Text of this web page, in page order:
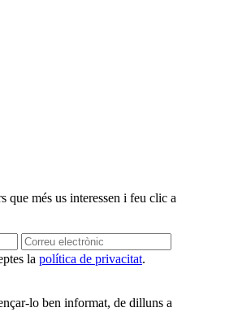
que més us interessen i feu clic a
la política de privacitat.
lo ben informat, de dilluns a